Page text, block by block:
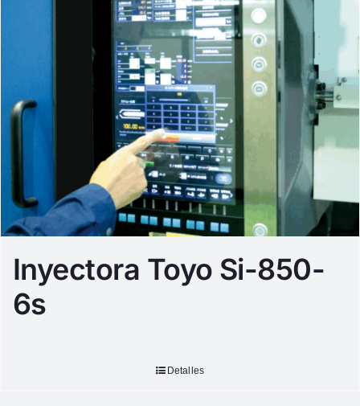
Inyectora Toyo Si-850-
6s
Detalles